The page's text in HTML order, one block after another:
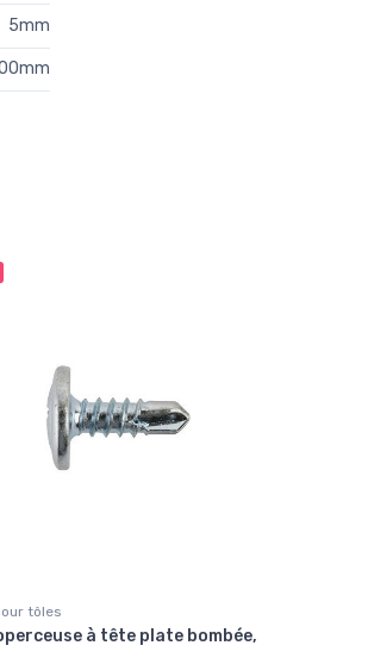
5mm
tôles
à tête plate bombée,